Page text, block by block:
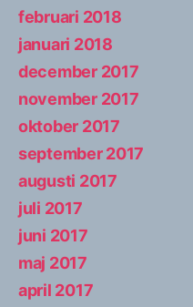
februari 2018
januari 2018
december 2017
november 2017
oktober 2017
september 2017
augusti 2017
juli 2017
juni 2017
maj 2017
april 2017